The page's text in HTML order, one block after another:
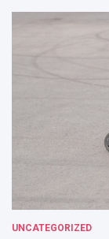
UNCATEGORIZED